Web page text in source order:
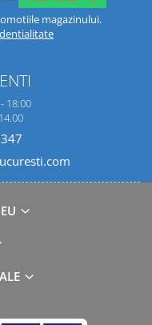
magazinului.
18:00